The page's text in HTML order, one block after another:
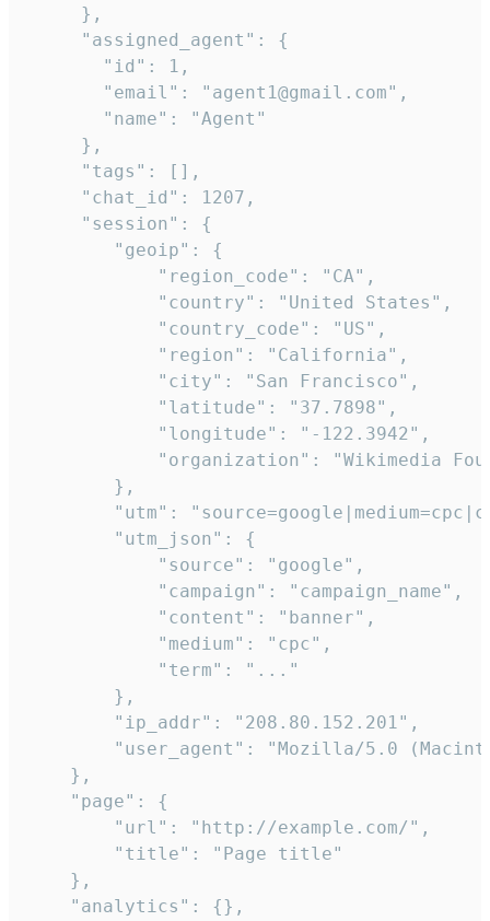
     },
     "assigned_agent": {
       "id": 1,
       "email": "agent1@gmail.com",
       "name": "Agent"
     },
     "tags": [],
     "chat_id": 1207,
     "session": {
        "geoip": {
            "region_code": "CA",
            "country": "United States",
            "country_code": "US",
            "region": "California",
            "city": "San Francisco",
            "latitude": "37.7898",
            "longitude": "-122.3942",
"organization": "Wikimedia
        },
"utm":
        "utm_json": {
            "source": "google",
            "campaign": "campaign_name",
            "content": "banner",
            "medium": "cpc",
            "term": "..."
        },
        "ip_addr": "208.80.152.201",
"user_agent": "Mozilla/5.0
    },
    "page": {
        "url": "http://example.com/",
        "title": "Page title"
    },
    "analytics": {},